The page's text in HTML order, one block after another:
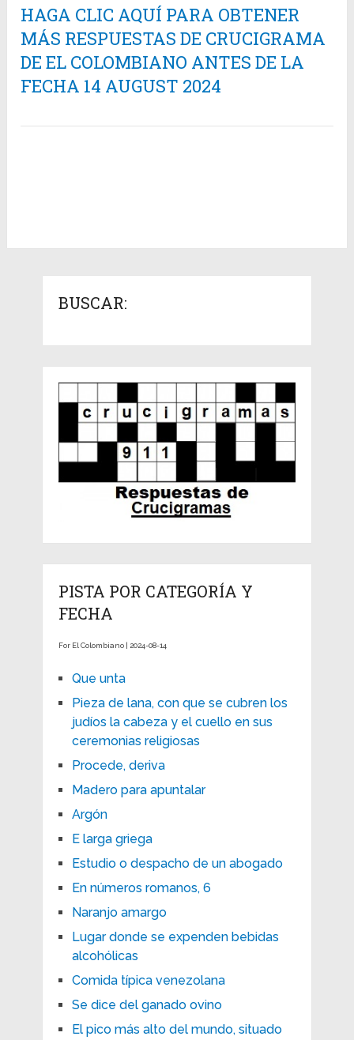
HAGA CLIC AQUÍ PARA OBTENER
MÁS RESPUESTAS DE CRUCIGRAMA
DE EL COLOMBIANO ANTES DE LA
FECHA 14 AUGUST 2024
BUSCAR:
PISTA POR CATEGORÍA Y
FECHA
For El Colombiano | 2024-08-14
Que unta
Pieza de lana, con que se cubren los
judíos la cabeza y el cuello en sus
ceremonias religiosas
Procede, deriva
Madero para apuntalar
Argón
E larga griega
Estudio o despacho de un abogado
En números romanos, 6
Naranjo amargo
Lugar donde se expenden bebidas
alcohólicas
Comida típica venezolana
Se dice del ganado ovino
El pico más alto del mundo, situado